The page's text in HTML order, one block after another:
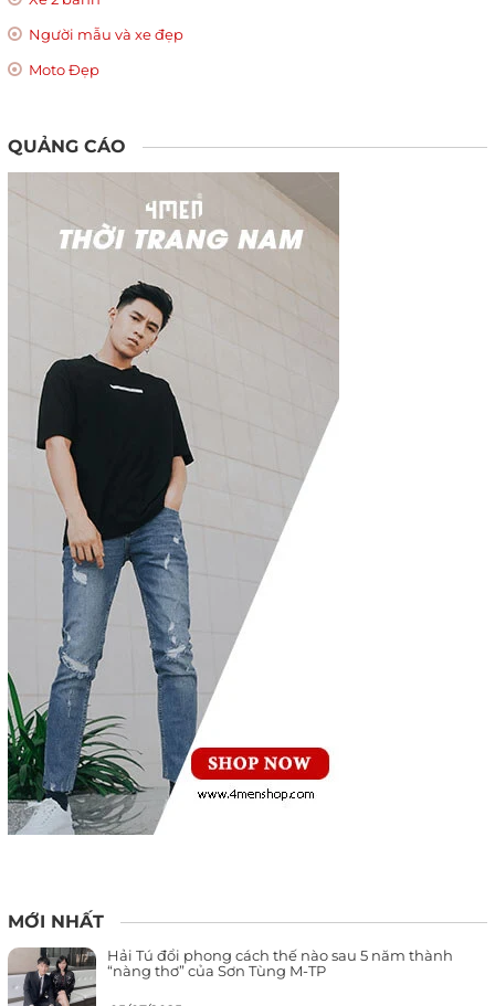
Người mẫu và xe đẹp
Moto Đẹp
QUẢNG CÁO
MỚI NHẤT
Hải Tú đổi phong cách thế nào sau 5 năm thành
“nàng thơ” của Sơn Tùng M-TP